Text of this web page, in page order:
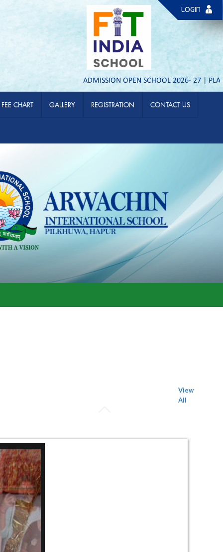
LOGIN
ADMISSION OPEN SCHOOL 2026- 27 | PLAY TO
FEE CHART GALLERY REGISTRATION CONTACT US
View
All